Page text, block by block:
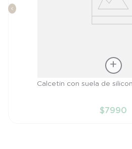
Calcetin con suela de
$7990